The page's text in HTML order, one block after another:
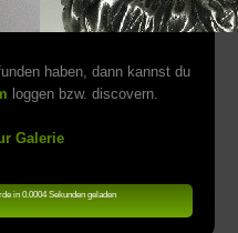
haben, dann kannst du
loggen bzw. discovern.
Galerie
in 0.0004 Sekunden geladen